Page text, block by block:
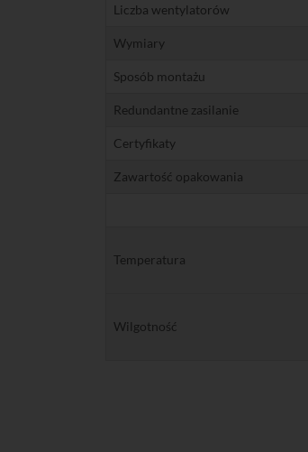
Liczba wentylatorów
Wymiary
Sposób montażu
Redundantne zasilanie
Certyfikaty
Zawartość opakowania
Temperatura
Wilgotność